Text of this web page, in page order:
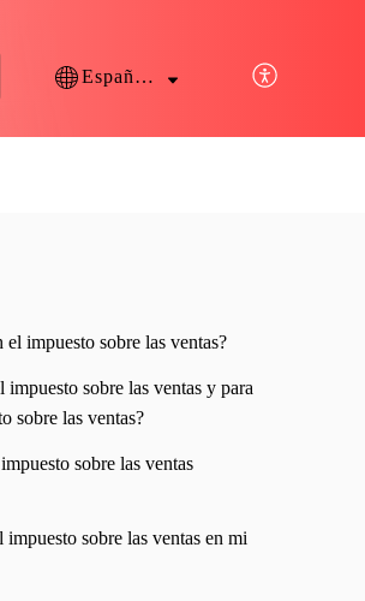
Español (España)
el impuesto sobre las ventas?
impuesto sobre las ventas y para
sobre las ventas?
sobre las ventas
impuesto sobre las ventas en mi